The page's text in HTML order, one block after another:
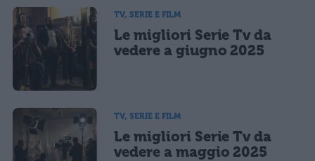
salvi i tuoi dati (nome, email) per il prossimo commento.
Ho letto e acconsento l'informativasulla privacy
CONFERMA E PUBBLICA
TV, SERIE E FILM
Le migliori Serie Tv da
vedere a giugno 2025
TV, SERIE E FILM
Le migliori Serie Tv da
vedere a maggio 2025